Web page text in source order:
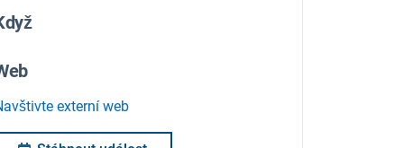
externí web